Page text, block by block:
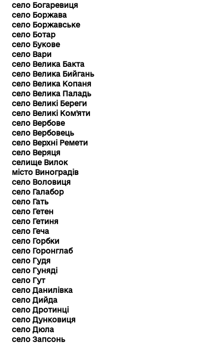
село Богаревиця
село Боржава
село Боржавське
село Ботар
село Букове
село Вари
село Велика Бакта
село Велика Бийгань
село Велика Копаня
село Велика Паладь
село Великі Береги
село Великі Ком'яти
село Вербове
село Вербовець
село Верхні Ремети
село Веряця
селище Вилок
місто Виноградів
село Воловиця
село Галабор
село Гать
село Гетен
село Гетиня
село Геча
село Горбки
село Горонглаб
село Гудя
село Гуняді
село Гут
село Данилівка
село Дийда
село Дротинці
село Дунковиця
село Дюла
село Запсонь